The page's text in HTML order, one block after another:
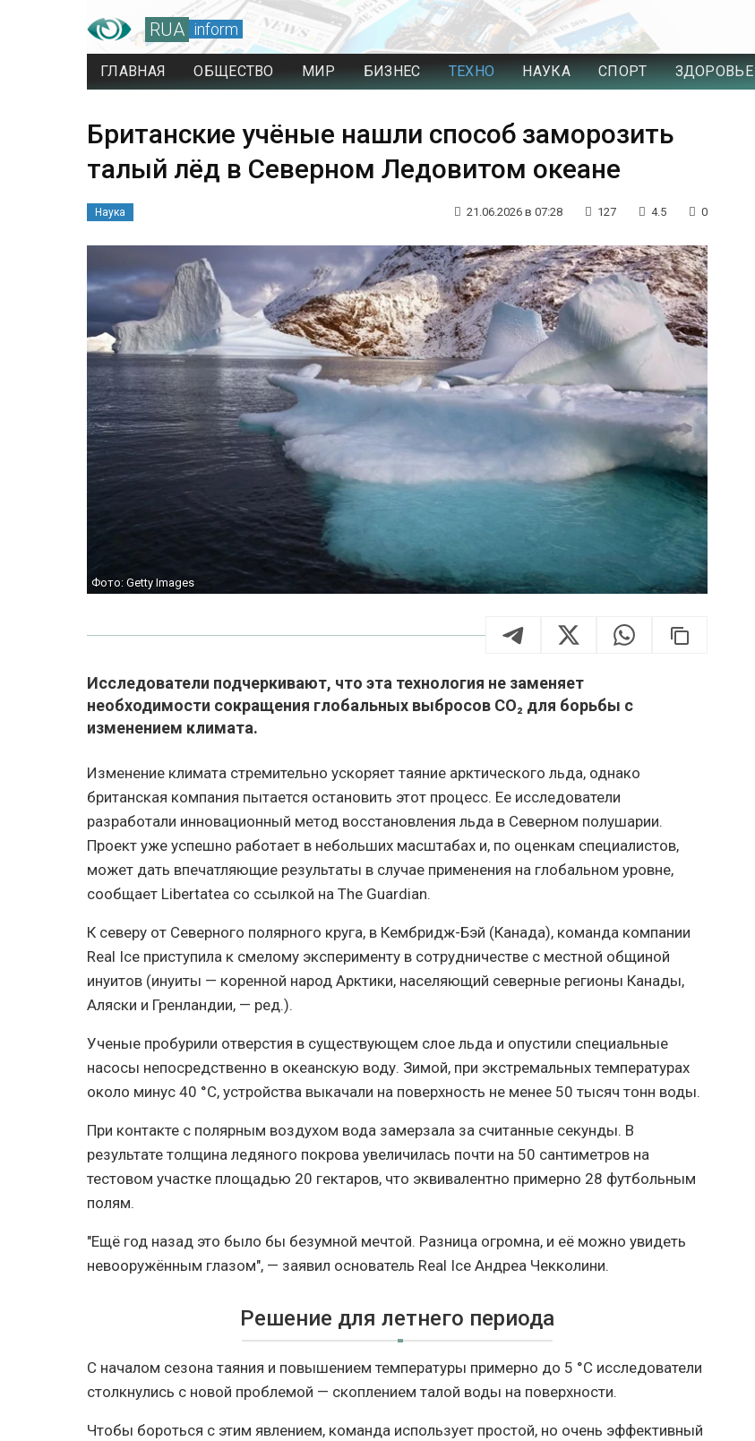
RUA inform
ГЛАВНАЯ ОБЩЕСТВО МИР БИЗНЕС ТЕХНО НАУКА СПОРТ ЗДОРОВЬЕ
Британские учёные нашли способ заморозить
талый лёд в Северном Ледовитом океане
Наука 21.06.2026 в 07:28 127 4.5 0
Фото: Getty Images
Исследователи подчеркивают, что эта технология не заменяет
необходимости сокращения глобальных выбросов CO₂ для борьбы с
изменением климата.
Изменение климата стремительно ускоряет таяние арктического льда, однако
британская компания пытается остановить этот процесс. Ее исследователи
разработали инновационный метод восстановления льда в Северном полушарии.
Проект уже успешно работает в небольших масштабах и, по оценкам специалистов,
может дать впечатляющие результаты в случае применения на глобальном уровне,
сообщает Libertatea со ссылкой на The Guardian.
К северу от Северного полярного круга, в Кембридж-Бэй (Канада), команда компании
Real Ice приступила к смелому эксперименту в сотрудничестве с местной общиной
инуитов (инуиты — коренной народ Арктики, населяющий северные регионы Канады,
Аляски и Гренландии, — ред.).
Ученые пробурили отверстия в существующем слое льда и опустили специальные
насосы непосредственно в океанскую воду. Зимой, при экстремальных температурах
около минус 40 °C, устройства выкачали на поверхность не менее 50 тысяч тонн воды.
При контакте с полярным воздухом вода замерзала за считанные секунды. В
результате толщина ледяного покрова увеличилась почти на 50 сантиметров на
тестовом участке площадью 20 гектаров, что эквивалентно примерно 28 футбольным
полям.
"Ещё год назад это было бы безумной мечтой. Разница огромна, и её можно увидеть
невооружённым глазом", — заявил основатель Real Ice Андреа Чекколини.
Решение для летнего периода
С началом сезона таяния и повышением температуры примерно до 5 °C исследователи
столкнулись с новой проблемой — скоплением талой воды на поверхности.
Чтобы бороться с этим явлением, команда использует простой, но очень эффективный